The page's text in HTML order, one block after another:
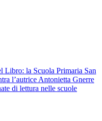
Libro: la Scuola Primaria San
l’autrice Antonietta Gnerre
di lettura nelle scuole